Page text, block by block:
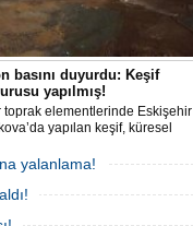
basını duyurdu: Keşif
yapılmış!
toprak elementlerinde Eskişehir
yapılan keşif, küresel
hamle geldi.
yalanlama!